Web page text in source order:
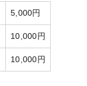
5,000円
10,000円
10,000円